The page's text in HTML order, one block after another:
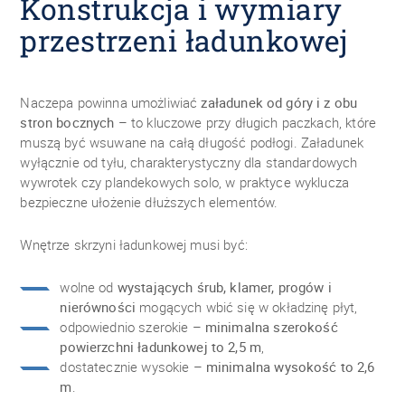
Konstrukcja i wymiary
przestrzeni ładunkowej
Naczepa powinna umożliwiaćzaładunek od góry i z obu
stron bocznych – to kluczowe przy długich paczkach, które
muszą być wsuwane na całą długość podłogi. Załadunek
wyłącznie od tyłu, charakterystyczny dla standardowych
wywrotek czy plandekowych solo, w praktyce wyklucza
bezpieczne ułożenie dłuższych elementów.
Wnętrze skrzyni ładunkowej musi być:
wolne od wystających śrub, klamer, progów i
nierówności mogących wbić się w okładzinę płyt,
odpowiednio szerokie – minimalna szerokość
powierzchni ładunkowej to 2,5 m,
dostatecznie wysokie – minimalna wysokość to 2,6
m.